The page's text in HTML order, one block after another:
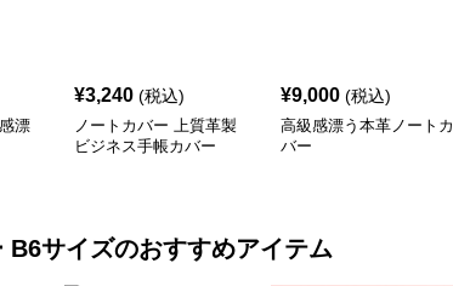
漂
¥3,240 (税込)
ノートカバー 上質革製
ビジネス手帳カバー
¥9,000 (税込)
高級感漂う本革ノートカ
バー
B6サイズのおすすめアイテム